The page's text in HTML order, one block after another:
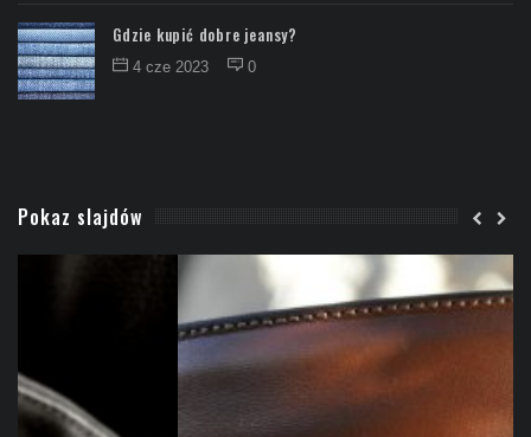
Gdzie kupić dobre jeansy?
4 cze 2023 0
Pokaz slajdów